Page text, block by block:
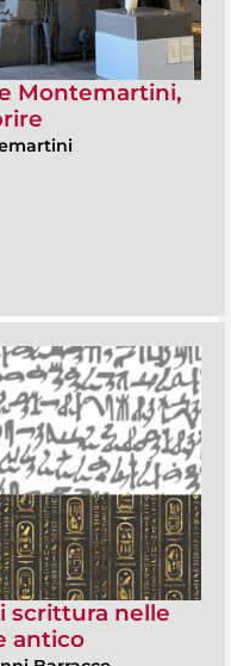
Montemartini,
scrittura nelle
antico